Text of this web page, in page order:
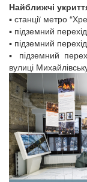
Найближчі
▪️ станції метро
▪️ підземний
▪️ підземний
▪️ підземний
вулиці